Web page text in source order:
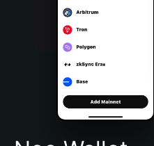
Bahasa Indonesia
Português (Brasil)
Español (Argentina)